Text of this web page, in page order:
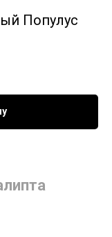
Популус